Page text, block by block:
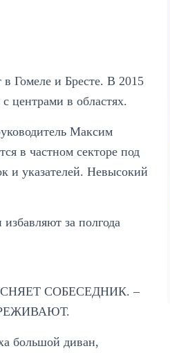
Гомеле и Бресте. В 2015
центрами в областях.
Максим
в частном секторе под
и указателей. Невысокий
СОБЕСЕДНИК. –
большой диван,